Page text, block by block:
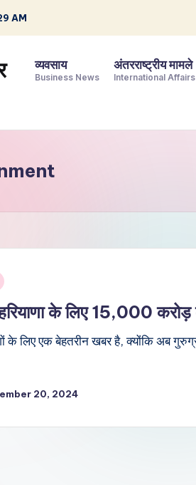
AM
व्यवसाय
Business News
अंतरराष्ट्रीय मामले
International
के लिए 15,000 करोड़
के लिए एक बेहतरीन खबर है, क्योंकि अब
20, 2024